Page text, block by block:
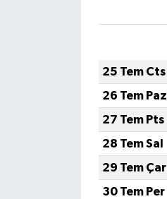
25 Tem Cts
26 Tem Paz
27 Tem Pts
28 Tem Sal
29 Tem Çar
30 Tem Per